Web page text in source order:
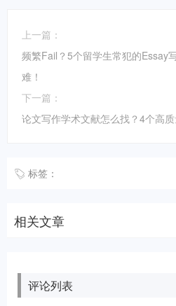
上一篇：
频繁Fail？5个留学生常犯的Essay
难！
下一篇：
论文写作学术文献怎么找？4个高
标签：
相关文章
评论列表